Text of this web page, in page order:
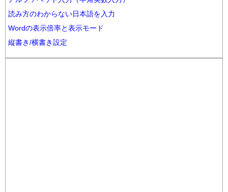
読み方のわからない日本語を入力
Wordの表示倍率と表示モード
縦書き/横書き設定